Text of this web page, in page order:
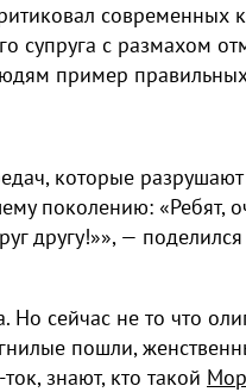
современных
супруга с размахом
пример
которые разрушают
поколению: «Ребят,
другу!»», —
Но сейчас не то что
пошли,
знают, кто такой